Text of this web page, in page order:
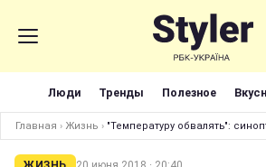
Люди Тренды Полезное
Главная › Жизнь › "Температуру обвалять":